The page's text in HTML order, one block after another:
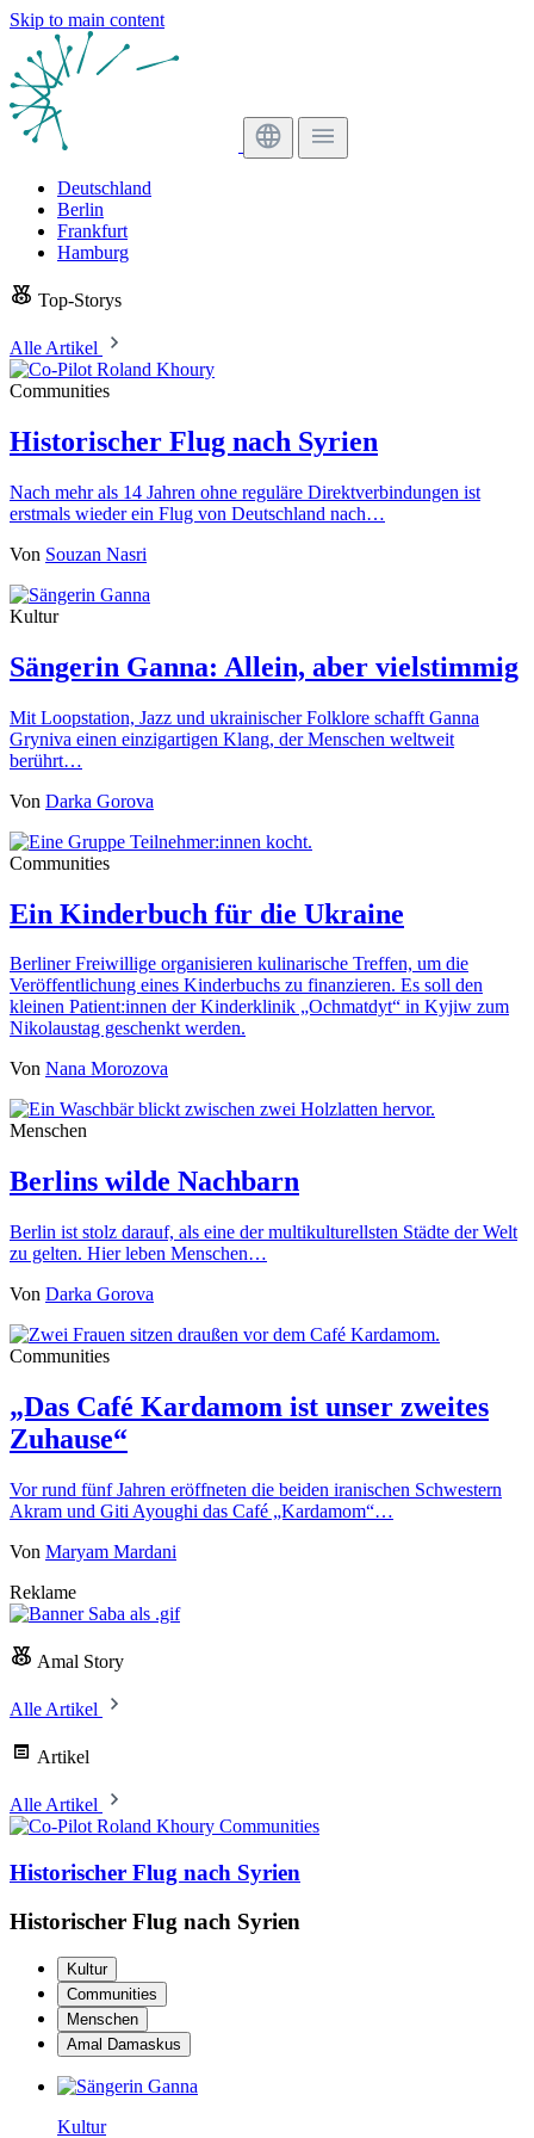
Skip to main content
Deutschland
Berlin
Frankfurt
Hamburg
Top-Storys
Alle Artikel
Communities
Historischer Flug nach Syrien
Nach mehr als 14 Jahren ohne reguläre Direktverbindungen ist
erstmals wieder ein Flug von Deutschland nach…
Von Souzan Nasri
Kultur
Sängerin Ganna: Allein, aber vielstimmig
Mit Loopstation, Jazz und ukrainischer Folklore schafft Ganna
Gryniva einen einzigartigen Klang, der Menschen weltweit
berührt…
Von Darka Gorova
Communities
Ein Kinderbuch für die Ukraine
Berliner Freiwillige organisieren kulinarische Treffen, um die
Veröffentlichung eines Kinderbuchs zu finanzieren. Es soll den
kleinen Patient:innen der Kinderklinik „Ochmatdyt“ in Kyjiw zum
Nikolaustag geschenkt werden.
Von Nana Morozova
Menschen
Berlins wilde Nachbarn
Berlin ist stolz darauf, als eine der multikulturellsten Städte der Welt
zu gelten. Hier leben Menschen…
Von Darka Gorova
Communities
„Das Café Kardamom ist unser zweites
Zuhause“
Vor rund fünf Jahren eröffneten die beiden iranischen Schwestern
Akram und Giti Ayoughi das Café „Kardamom“…
Von Maryam Mardani
Reklame
Amal Story
Alle Artikel
Artikel
Alle Artikel
Communities
Historischer Flug nach Syrien
Historischer Flug nach Syrien
Kultur
Communities
Menschen
Amal Damaskus
Kultur